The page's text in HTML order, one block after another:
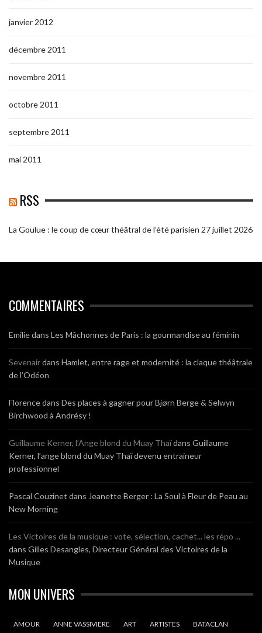
janvier 2012
décembre 2011
novembre 2011
octobre 2011
septembre 2011
mai 2011
RSS
La Goulue : le coup de cœur théâtral de l’été parisien 27 juillet 2026
COMMENTAIRES
Emiliedans Les Mâchonnes de Paris : la gourmandise au féminin
Sevenairdans Hamlet, entre rage et modernité : la claque théâtrale
de l’Odéon
Florencedans Des places à gagner pour Bjørn Berge & Selwyn
Birchwood à Andrésy !
Guillaume Kerner, l’Ange blond du Muay Thaïdans Guillaume
Kerner, l’ange blond du Muay Thaï devenu entraineur
professionnel
Pascal Couzinet dans Jeanette Berger : La Soul à Fleur de Peau au
New Morning
Les Victoires de la musique : vote, sélection, cachet... les répo ...
dans Gilles Desangles, Directeur Général des Victoires de la
Musique
MON UNIVERS
AMOUR ANNE VASSIVIERE ART ARTISTES BATACLAN